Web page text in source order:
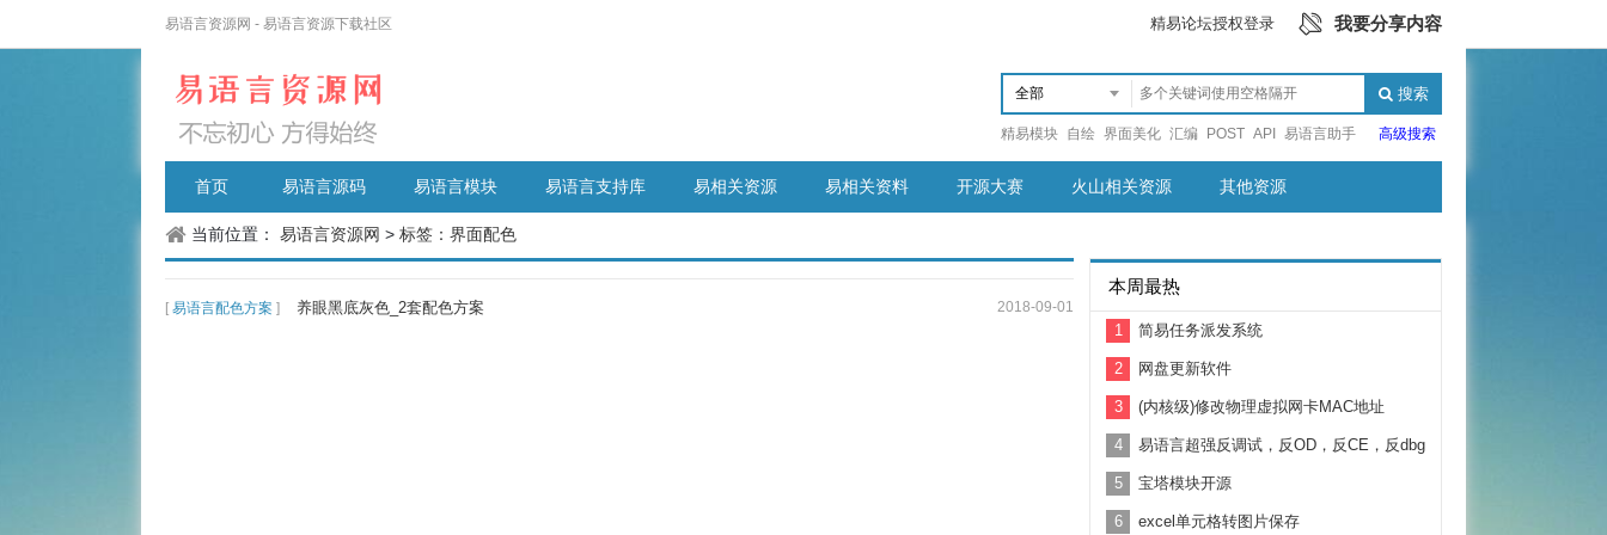
易语言资源网 - 易语言资源下载社区 精易论坛授权登录 我要分享内容
搜索
精易模块 自绘 界面美化 汇编 POST API 易语言助手 高级搜索
首页 易语言源码 易语言模块 易语言支持库 易相关资源 易相关资料 开源大赛 火山相关资源 其他资源
当前位置： 易语言资源网 > 标签：界面配色
[ 易语言配色方案 ] 养眼黑底灰色_2套配色方案 2018-09-01
本周最热
1 简易任务派发系统
2 网盘更新软件
3 (内核级)修改物理虚拟网卡MAC地址
4 易语言超强反调试，反OD，反CE，反dbg
5 宝塔模块开源
6 excel单元格转图片保存